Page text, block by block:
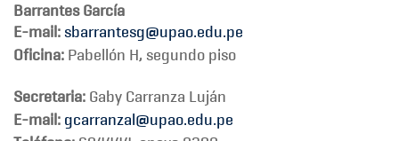
Barrantes García
E-mail:sbarrantesg@upao.edu.pe
Oficina: Pabellón H, segundo piso
Secretaria: Gaby Carranza Luján
E-mail: gcarranzal@upao.edu.pe